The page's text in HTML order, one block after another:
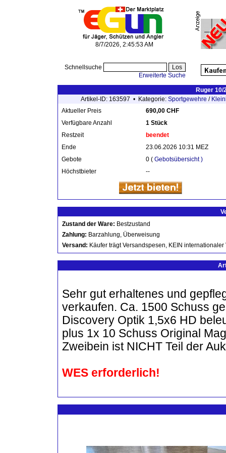
8/7/2026, 2:45:53 AM
Schnellsuche
Erweiterte Suche
Ruger 10/
Artikel-ID: 163597 • Kategorie: Sportgewehre /
Aktueller Preis
690,00 CHF
Verfügbare Anzahl
1 Stück
Restzeit
beendet
Ende
23.06.2026 10:31 MEZ
Gebote
0 ( Gebotsübersicht )
Höchstbieter
--
Zustand der Ware: Bestzustand
Zahlung: Barzahlung, Überweisung
Versand: Käufer trägt Versandspesen, KEIN internationaler
Sehr gut erhaltenes und
verkaufen. Ca. 1500 Schuss
Discovery Optik 1,5x6 HD
plus 1x 10 Schuss Original
Zweibein ist NICHT Teil der
WES erforderlich!